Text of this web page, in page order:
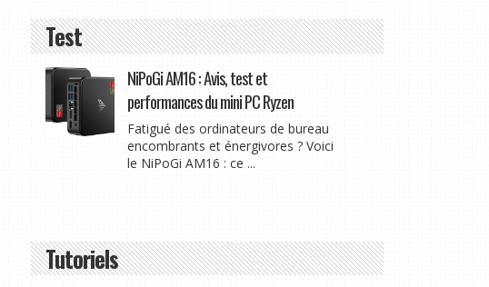
Test
NiPoGi AM16 : Avis, test et
performances du mini PC Ryzen
Fatigué des ordinateurs de bureau
encombrants et énergivores ? Voici
le NiPoGi AM16 : ce ...
Tutoriels